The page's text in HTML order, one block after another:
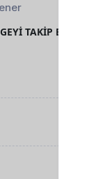
TAKİP ETMEK •